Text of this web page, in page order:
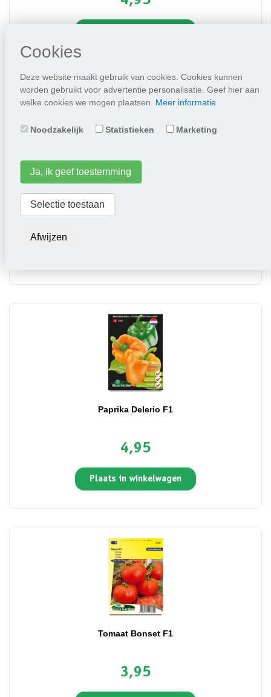
Cookies
Deze website maakt gebruik van cookies. Cookies kunnen
worden gebruikt voor advertentie personalisatie. Geef hier aan
welke cookies we mogen plaatsen. Meer informatie
Noodzakelijk Statistieken Marketing
Ja, ik geef toestemming
Selectie toestaan
Afwijzen
Peper Hungarian yellow hot wax
Paprika Delerio F1
4,95
Plaats in winkelwagen
Tomaat Bonset F1
3,95